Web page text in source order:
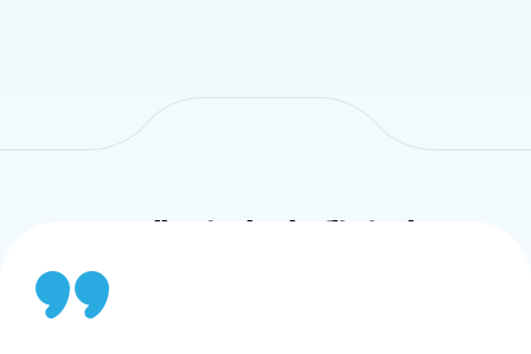
Mijozlarimiz fikrlari